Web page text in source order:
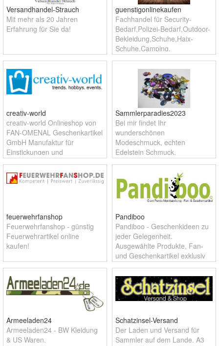
Versandhandel-Strauch
Mit mehr als 20 Jahren
Erfahrung für Sie da!
guenstigonlinekaufen
Fachhandel für Security-
Bedarf,Polizei-Bedarf,Outdoor-
Bekleidung,Schuhe,Haix-
Schuhe,Camping,
Messer,Macheten,Rambo-
Messer,Film und Fan-
Artikel,Militär-Bekleidung.
creativ-world
creativ-world Onlineshop von
FAN-OMENAL Geschenkartikel
GmbH Manufaktur für
Einstickungen und
hochwertigem Textildruck
Sammlerparadies2023
Bei mir findet Ihr
wunderschönen
Modeschmuck, echten
Edelstein Schmuck,
Schmucksteine, seltene
Medaillen, Goldfolie Sammler
Scheine, Fan Scheine und so
einiges mehr.
feuerwehrfanshop
Feuerwehrfanshop - günstig
Feuerwehrartikel online
kaufen!
Pandiboo
Pandiboo - Geschenkideen zu
jeder Gelegenheit.
Ausgewählte Produkte, Fan-
und Geschenkartikel exklusiv
sortiert für Pandafans.
Armeeladen24
Armeeladen24 - BW Kleidung
& US Waren.
Schatzinsel-Versand
Der Laden und Versand für
Sammler auf dem Lande. A3